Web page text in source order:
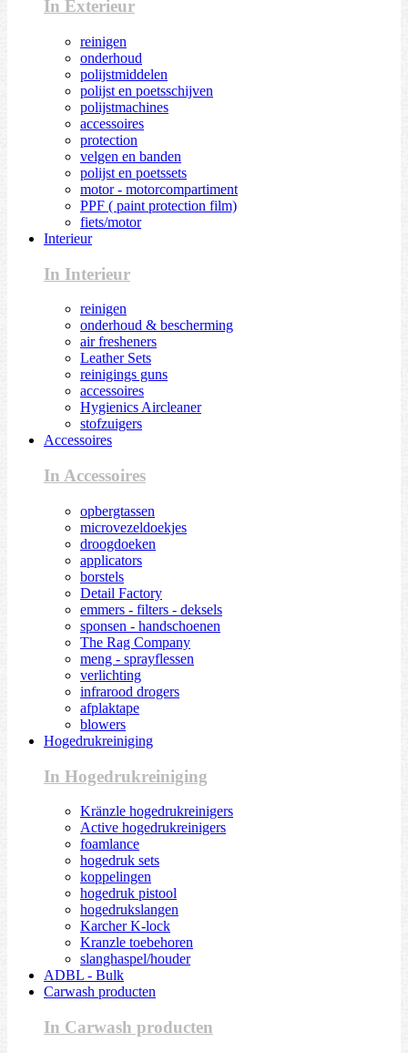
In Exterieur
reinigen
onderhoud
polijstmiddelen
polijst en poetsschijven
polijstmachines
accessoires
protection
velgen en banden
polijst en poetssets
motor - motorcompartiment
PPF ( paint protection film)
fiets/motor
Interieur
In Interieur
reinigen
onderhoud & bescherming
air fresheners
Leather Sets
reinigings guns
accessoires
Hygienics Aircleaner
stofzuigers
Accessoires
In Accessoires
opbergtassen
microvezeldoekjes
droogdoeken
applicators
borstels
Detail Factory
emmers - filters - deksels
sponsen - handschoenen
The Rag Company
meng - sprayflessen
verlichting
infrarood drogers
afplaktape
blowers
Hogedrukreiniging
In Hogedrukreiniging
Kränzle hogedrukreinigers
Active hogedrukreinigers
foamlance
hogedruk sets
koppelingen
hogedruk pistool
hogedrukslangen
Karcher K-lock
Kranzle toebehoren
slanghaspel/houder
ADBL - Bulk
Carwash producten
In Carwash producten